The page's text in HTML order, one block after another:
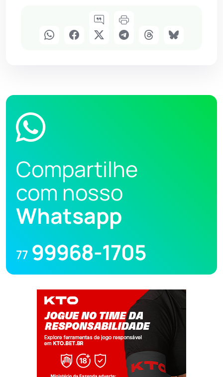
Compartilhe
com nosso
Whatsapp
77 99968-1705